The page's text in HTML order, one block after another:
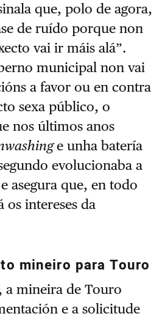
que, polo de agora,
de ruído porque non
vai ir máis alá”.
municipal non vai
a favor ou en contra
sexa público, o
nos últimos anos
e unha batería
evolucionaba a
asegura que, en todo
os intereses da
mineiro para Touro
a mineira de Touro
e a solicitude